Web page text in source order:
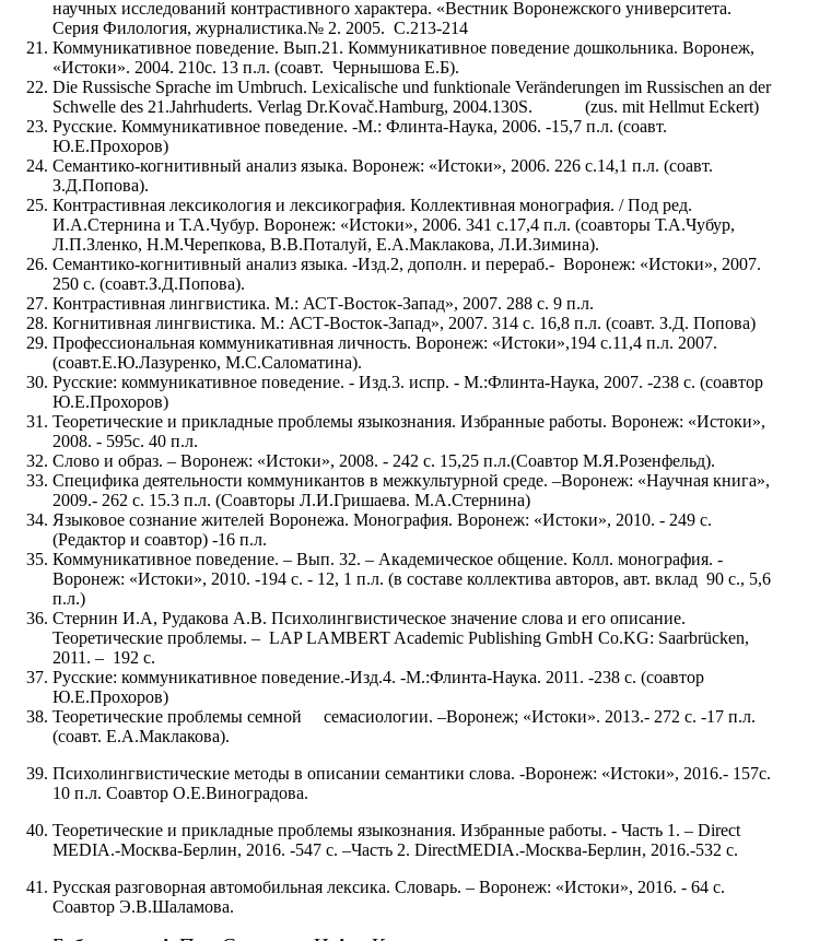
научных исследований контрастивного характера. «Вестник Воронежского университета.
Серия Филология, журналистика.№ 2. 2005. С.213-214
Коммуникативное поведение. Вып.21. Коммуникативное поведение дошкольника. Воронеж,
«Истоки». 2004. 210с. 13 п.л. (соавт. Чернышова Е.Б).
Die Russische Sprache im Umbruch. Lexicalische und funktionale Veränderungen im Russischen an der
Schwelle des 21.Jahrhuderts. Verlag Dr.Kovač.Hamburg, 2004.130S. (zus. mit Hellmut Eckert)
Русские. Коммуникативное поведение. -М.: Флинта-Наука, 2006. -15,7 п.л. (соавт.
Ю.Е.Прохоров)
Семантико-когнитивный анализ языка. Воронеж: «Истоки», 2006. 226 с.14,1 п.л. (соавт.
З.Д.Попова).
Контрастивная лексикология и лексикография. Коллективная монография. / Под ред.
И.А.Стернина и Т.А.Чубур. Воронеж: «Истоки», 2006. 341 с.17,4 п.л. (соавторы Т.А.Чубур,
Л.П.Зленко, Н.М.Черепкова, В.В.Поталуй, Е.А.Маклакова, Л.И.Зимина).
Семантико-когнитивный анализ языка. -Изд.2, дополн. и перераб.- Воронеж: «Истоки», 2007.
250 с. (соавт.З.Д.Попова).
Контрастивная лингвистика. М.: АСТ-Восток-Запад», 2007. 288 с. 9 п.л.
Когнитивная лингвистика. М.: АСТ-Восток-Запад», 2007. 314 с. 16,8 п.л. (соавт. З.Д. Попова)
Профессиональная коммуникативная личность. Воронеж: «Истоки»,194 с.11,4 п.л. 2007.
(соавт.Е.Ю.Лазуренко, М.С.Саломатина).
Русские: коммуникативное поведение. - Изд.3. испр. - М.:Флинта-Наука, 2007. -238 с. (соавтор
Ю.Е.Прохоров)
Теоретические и прикладные проблемы языкознания. Избранные работы. Воронеж: «Истоки»,
2008. - 595с. 40 п.л.
Слово и образ. – Воронеж: «Истоки», 2008. - 242 с. 15,25 п.л.(Соавтор М.Я.Розенфельд).
Специфика деятельности коммуникантов в межкультурной среде. –Воронеж: «Научная книга»,
2009.- 262 с. 15.3 п.л. (Соавторы Л.И.Гришаева. М.А.Стернина)
Языковое сознание жителей Воронежа. Монография. Воронеж: «Истоки», 2010. - 249 с.
(Редактор и соавтор) -16 п.л.
Коммуникативное поведение. – Вып. 32. – Академическое общение. Колл. монография. -
Воронеж: «Истоки», 2010. -194 с. - 12, 1 п.л. (в составе коллектива авторов, авт. вклад 90 с., 5,6
п.л.)
Стернин И.А, Рудакова А.В. Психолингвистическое значение слова и его описание.
Теоретические проблемы. – LAP LAMBERT Academic Publishing GmbH Co.KG: Saarbrücken,
2011. – 192 с.
Русские: коммуникативное поведение.-Изд.4. -М.:Флинта-Наука. 2011. -238 с. (соавтор
Ю.Е.Прохоров)
Теоретические проблемы семной семасиологии. –Воронеж; «Истоки». 2013.- 272 с. -17 п.л.
(соавт. Е.А.Маклакова).
Психолингвистические методы в описании семантики слова. -Воронеж: «Истоки», 2016.- 157с.
10 п.л. Соавтор О.Е.Виноградова.
Теоретические и прикладные проблемы языкознания. Избранные работы. - Часть 1. – Direct
MEDIA.-Москва-Берлин, 2016. -547 с. –Часть 2. DirectMEDIA.-Москва-Берлин, 2016.-532 с.
Русская разговорная автомобильная лексика. Словарь. – Воронеж: «Истоки», 2016. - 64 с.
Соавтор Э.В.Шаламова.